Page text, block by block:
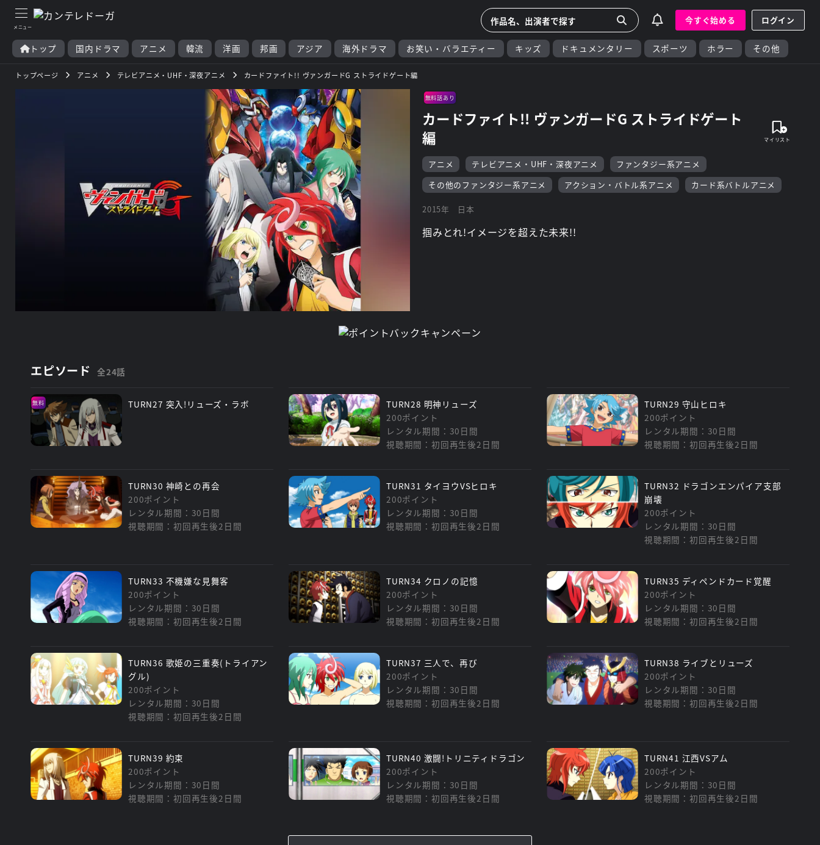
今すぐ始める ログイン
トップ 国内ドラマ アニメ 韓流 洋画 邦画 アジア 海外ドラマ お笑い・バラエティー キッズ ドキュメンタリー スポーツ ホラー その他
トップページ アニメ テレビアニメ・UHF・深夜アニメ カードファイト!! ヴァンガードG ストライドゲート編
無料話あり
カードファイト!! ヴァンガードG ストライドゲート
編
アニメ テレビアニメ・UHF・深夜アニメ
ファンタジー系アニメ
その他のファンタジー系アニメ
アクション・バトル系アニメ カード系バトルアニメ
2015年 日本
掴みとれ!イメージを超えた未来!!
エピソード 全24話
無料 TURN27 突入!リューズ・ラボ
TURN28 明神リューズ
200ポイント
レンタル期間：30日間
視聴期間：初回再生後2日間
TURN29 守山ヒロキ
200ポイント
レンタル期間：30日間
視聴期間：初回再生後2日間
TURN30 神崎との再会
200ポイント
レンタル期間：30日間
視聴期間：初回再生後2日間
TURN31 タイヨウVSヒロキ
200ポイント
レンタル期間：30日間
視聴期間：初回再生後2日間
TURN32 ドラゴンエンパイア支部
崩壊
200ポイント
レンタル期間：30日間
視聴期間：初回再生後2日間
TURN33 不機嫌な見舞客
200ポイント
レンタル期間：30日間
視聴期間：初回再生後2日間
TURN34 クロノの記憶
200ポイント
レンタル期間：30日間
視聴期間：初回再生後2日間
TURN35 ディペンドカード覚醒
200ポイント
レンタル期間：30日間
視聴期間：初回再生後2日間
TURN36 歌姫の三重奏(トライアン
グル)
200ポイント
レンタル期間：30日間
視聴期間：初回再生後2日間
TURN37 三人で、再び
200ポイント
レンタル期間：30日間
視聴期間：初回再生後2日間
TURN38 ライブとリューズ
200ポイント
レンタル期間：30日間
視聴期間：初回再生後2日間
TURN39 約束
200ポイント
レンタル期間：30日間
視聴期間：初回再生後2日間
TURN40 激闘!トリニティドラゴン
200ポイント
レンタル期間：30日間
視聴期間：初回再生後2日間
TURN41 江西VSアム
200ポイント
レンタル期間：30日間
視聴期間：初回再生後2日間